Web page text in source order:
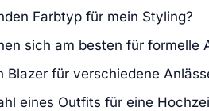
Farbtyp für mein Styling?
sich am besten für formelle
Blazer für verschiedene
eines Outfits für eine